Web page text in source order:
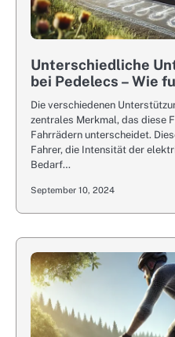
Unterschiedliche
bei Pedelecs – Wie
Die verschiedenen
zentrales Merkmal, das diese
Fahrrädern unterscheidet.
Fahrer, die Intensität der
Bedarf…
September 10, 2024